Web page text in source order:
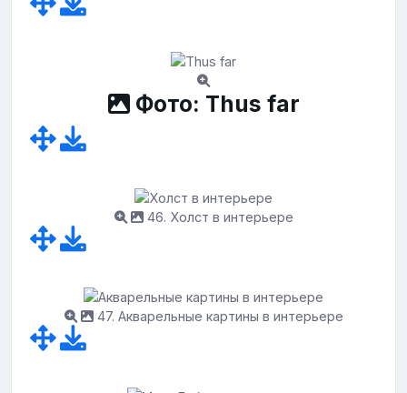
Фото: Thus far
46. Холст в интерьере
47. Акварельные картины в интерьере